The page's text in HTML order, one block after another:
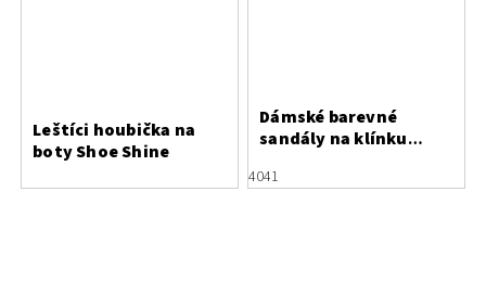
Leštíci houbička na
boty Shoe Shine
Dámské barevné
sandály na klínku
4041